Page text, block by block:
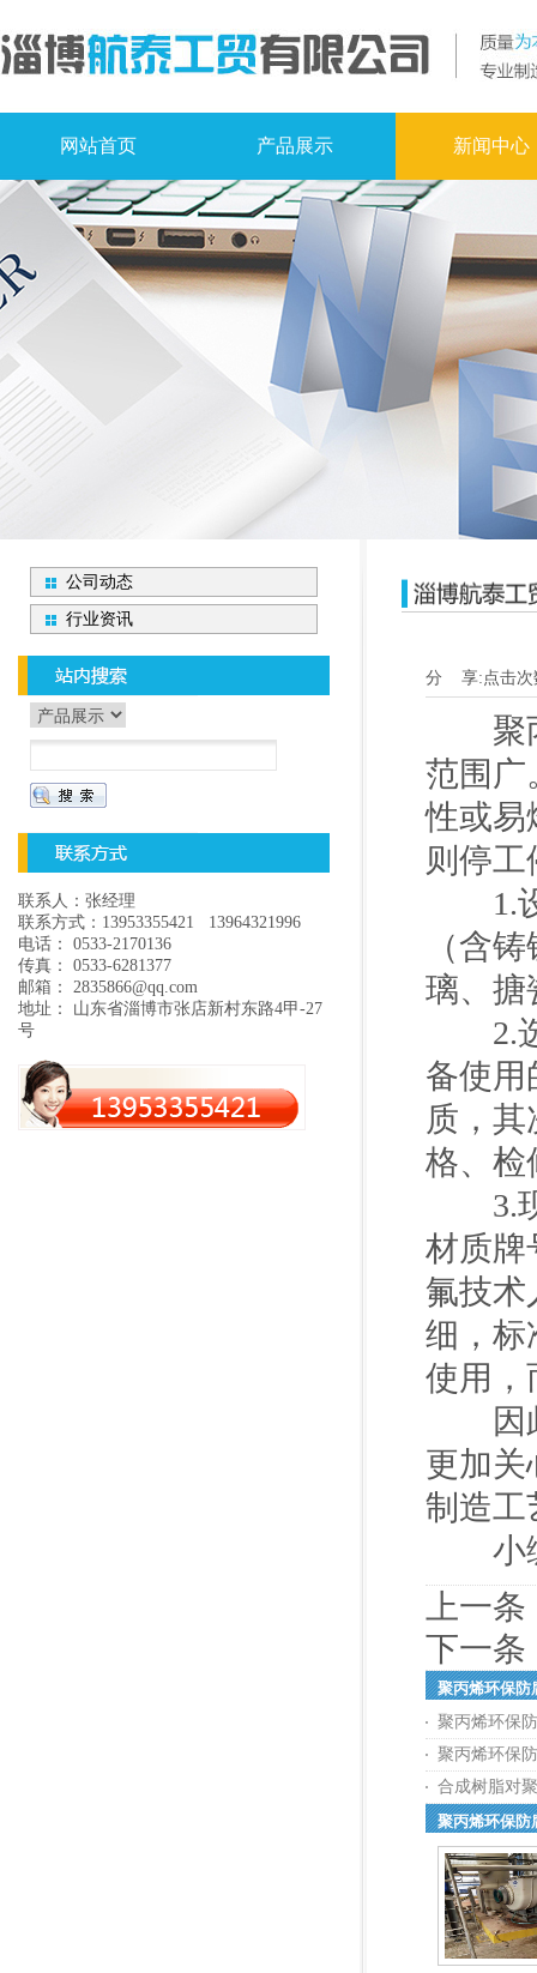
网站首页 产品展示 新闻中心
点击
分 享:
聚丙
范围广
性或易
则停
1.设
（含
璃、搪
2.选
备使用
质，
格、检
3.现
材质牌
氟技术
细，标
使用，
因此
更加关
制造工
小
上一
下一条
聚丙烯环保防
聚丙烯环保
聚丙烯环保
合成树脂对
聚丙烯环保防
公司动态
行业资讯
联系人：张经理
联系方式：13953355421 13964321996
电话： 0533-2170136
传真： 0533-6281377
邮箱： 2835866@qq.com
地址： 山东省淄博市张店新村东路4甲-27
号